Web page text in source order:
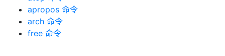
apropos 命令
arch 命令
free 命令